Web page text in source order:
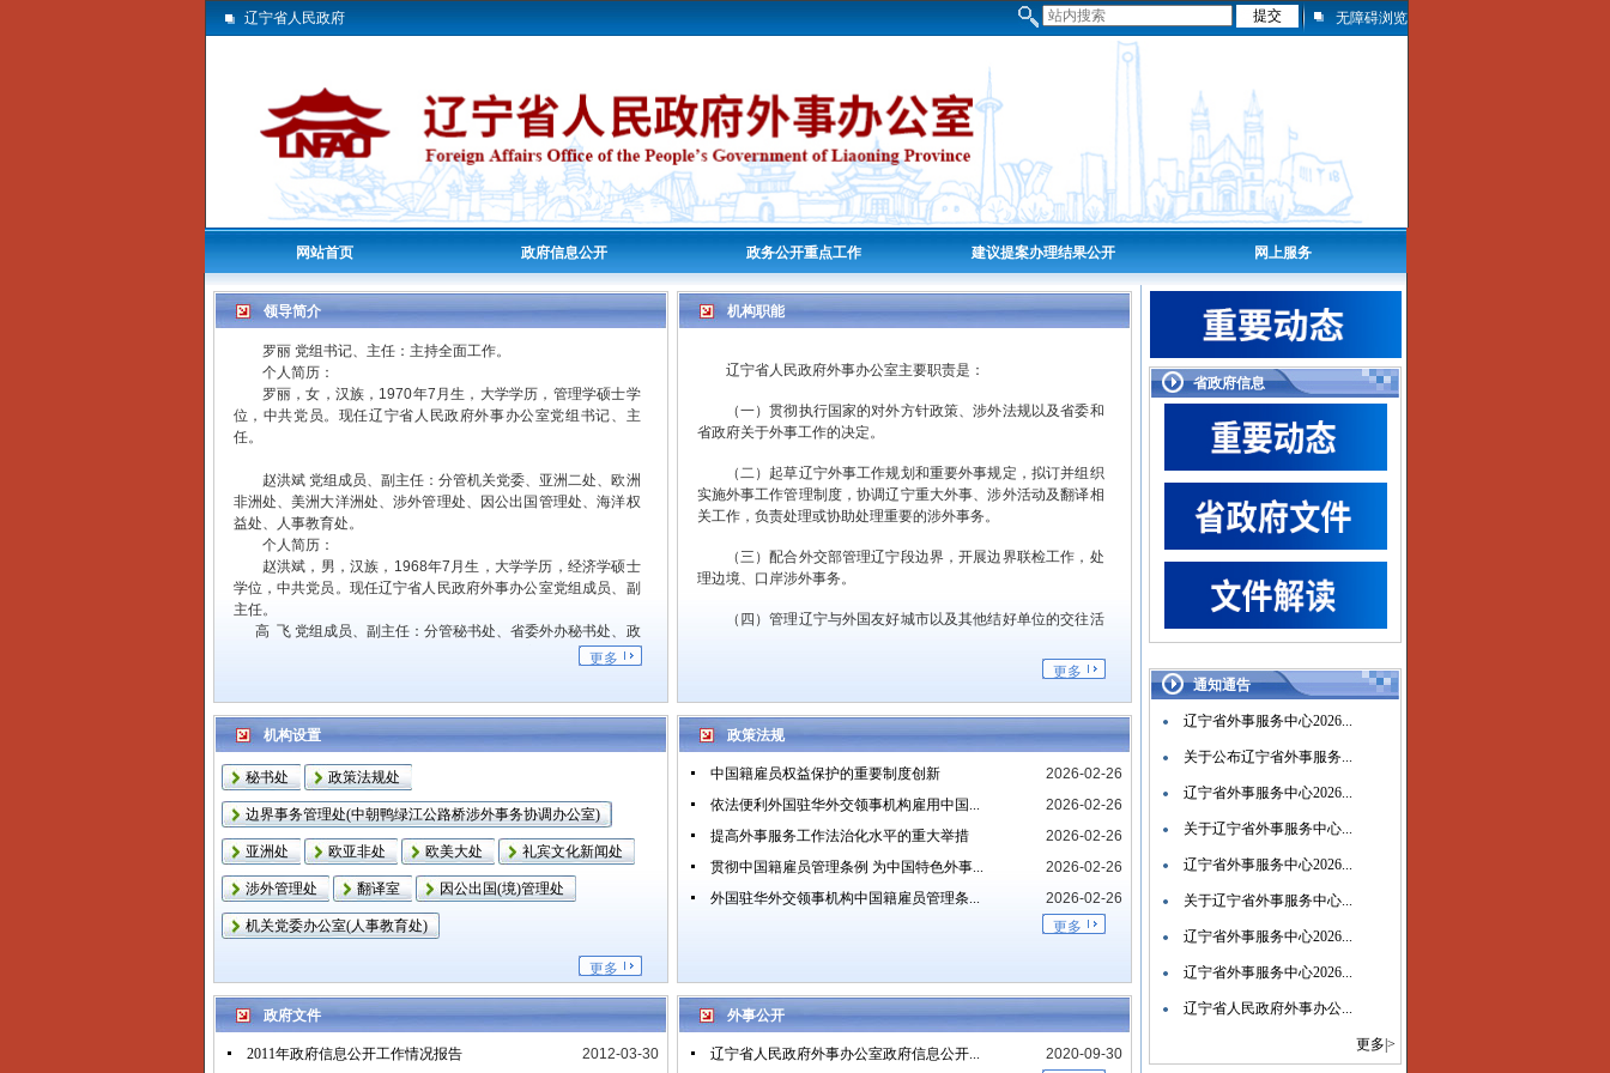
辽宁省人民政府 无障碍浏览
网站首页 政府信息公开 政务公开重点工作 建议提案办理结果公开 网上服务
领导简介
罗丽 党组书记、主任：主持全面工作。
个人简历：
罗丽，女，汉族，1970年7月生，大学学历，管理学硕士学
位，中共党员。现任辽宁省人民政府外事办公室党组书记、主
任。
赵洪斌 党组成员、副主任：分管机关党委、亚洲二处、欧洲
非洲处、美洲大洋洲处、涉外管理处、因公出国管理处、海洋权
益处、人事教育处。
个人简历：
赵洪斌，男，汉族，1968年7月生，大学学历，经济学硕士
学位，中共党员。现任辽宁省人民政府外事办公室党组成员、副
主任。
高 飞 党组成员、副主任：分管秘书处、省委外办秘书处、政
策法规处、亚洲一处（边界事务管理处）、礼宾文化新闻处、翻
高飞，男，汉族，1979年11月生，研究生学历，文学硕士学
位，中共党员。现任辽宁省人民政府外事办公室党组成员、副主
任。
更多
机构职能
辽宁省人民政府外事办公室主要职责是：
（一）贯彻执行国家的对外方针政策、涉外法规以及省委和
省政府关于外事工作的决定。
（二）起草辽宁外事工作规划和重要外事规定，拟订并组织
实施外事工作管理制度，协调辽宁重大外事、涉外活动及翻译相
关工作，负责处理或协助处理重要的涉外事务。
（三）配合外交部管理辽宁段边界，开展边界联检工作，处
理边境、口岸涉外事务。
（四）管理辽宁与外国友好城市以及其他结好单位的交往活
（五）负责以省政府名义举办的大型国际活动的策划、组织
和联络工作，组织接待来辽宁进行公务活动和外事活动。
（六）拟订并组织实施辽宁礼宾接待工作的规定，负责来辽
宁采访的外国记者和外国驻辽宁的新闻机构和常驻记者的有关事
（七）负责外国驻辽宁领事机构相关业务的协调管理，负责
（八）负责协调处置涉外案（事）件。
（九）拟订辽宁有关因公出国管理方面的规章制度和工作规
（十）完成省委、省政府和省委外事工作委员会交办的其他
任务。
更多
机构设置
秘书处 政策法规处
边界事务管理处(中朝鸭绿江公路桥涉外事务协调办公室)
亚洲处 欧亚非处 欧美大处 礼宾文化新闻处
涉外管理处 翻译室 因公出国(境)管理处
机关党委办公室(人事教育处)
更多
政策法规
中国籍雇员权益保护的重要制度创新
2026-02-26
依法便利外国驻华外交领事机构雇用中国...
2026-02-26
提高外事服务工作法治化水平的重大举措
2026-02-26
贯彻中国籍雇员管理条例 为中国特色外事...
2026-02-26
外国驻华外交领事机构中国籍雇员管理条...
2026-02-26
更多
政府文件
2011年政府信息公开工作情况报告 2012-03-30
外事公开
辽宁省人民政府外事办公室政府信息公开... 2020-09-30
省政府信息
通知通告
辽宁省外事服务中心2026...
关于公布辽宁省外事服务...
辽宁省外事服务中心2026...
关于辽宁省外事服务中心...
辽宁省外事服务中心2026...
关于辽宁省外事服务中心...
辽宁省外事服务中心2026...
辽宁省外事服务中心2026...
辽宁省人民政府外事办公...
更多|>